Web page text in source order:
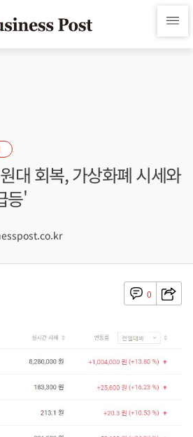
대 회복, 가상화폐 시세와
등'
0